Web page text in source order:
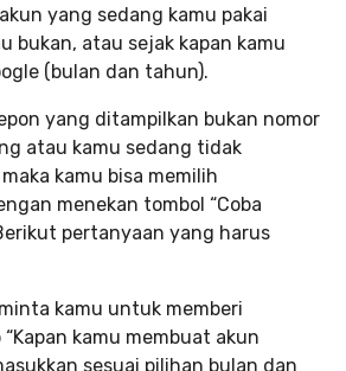
yang sedang kamu pakai
bukan, atau sejak kapan kamu
(bulan dan tahun).
yang ditampilkan bukan nomor
atau kamu sedang tidak
kamu bisa memilih
menekan tombol “Coba
pertanyaan yang harus
kamu untuk memberi
kamu membuat akun
sesuai pilihan bulan dan